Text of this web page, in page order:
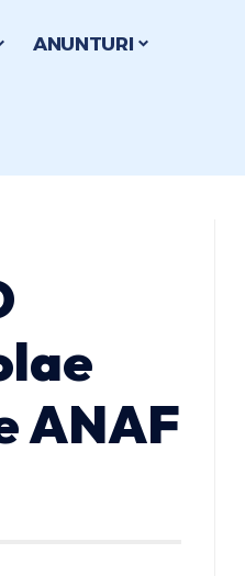
ANUNTURI
ANAF